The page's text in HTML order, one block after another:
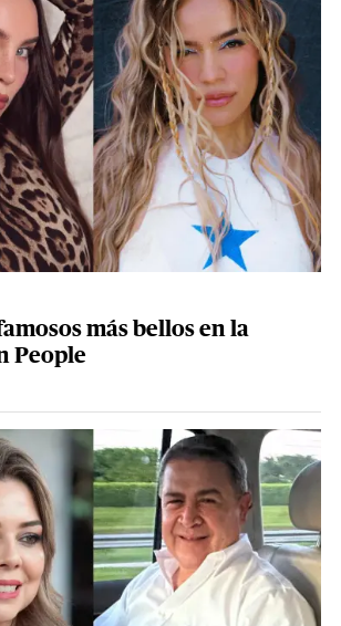
más bellos en la
People